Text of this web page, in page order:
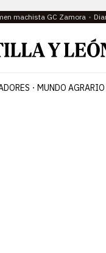
machista GC Zamora
MUNDO AGRARIO